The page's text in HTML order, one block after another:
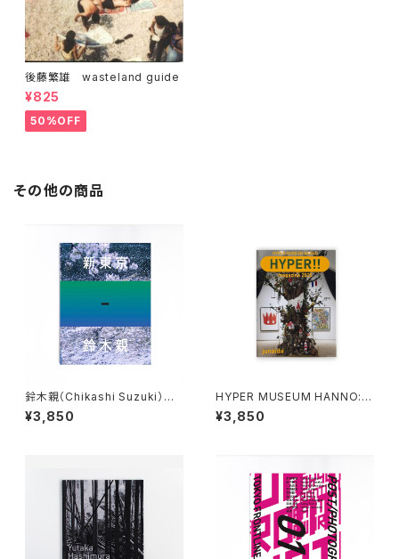
後藤繁雄 wasteland guide
¥825
50%OFF
その他の商品
鈴木親（Chikashi Suzuki）新
東京
¥3,850
HYPER MUSEUM HANNO: H
YPER!! magazine 2025 juna
ida
¥3,850